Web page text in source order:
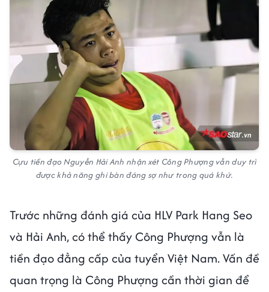
Cựu tiền đạo Nguyễn Hải Anh nhận xét Công Phượng vẫn duy trì
được khả năng ghi bàn đáng sợ như trong quá khứ.
Trước những đánh giá của HLV Park Hang Seo
và Hải Anh, có thể thấy Công Phượng vẫn là
tiền đạo đẳng cấp của tuyển Việt Nam. Vấn đề
quan trọng là Công Phượng cần thời gian để